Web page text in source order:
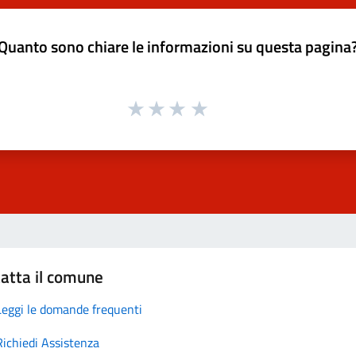
sono chiare le informazioni su questa
il comune
le domande frequenti
Assistenza